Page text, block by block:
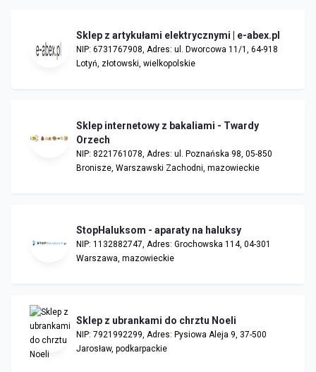
Sklep z artykułami elektrycznymi | e-abex.pl
NIP: 6731767908, Adres: ul. Dworcowa 11/1, 64-918
Lotyń, złotowski, wielkopolskie
Sklep internetowy z bakaliami - Twardy
Orzech
NIP: 8221761078, Adres: ul. Poznańska 98, 05-850
Bronisze, Warszawski Zachodni, mazowieckie
StopHaluksom - aparaty na haluksy
NIP: 1132882747, Adres: Grochowska 114, 04-301
Warszawa, mazowieckie
Sklep z ubrankami do chrztu Noeli
NIP: 7921992299, Adres: Pysiowa Aleja 9, 37-500
Jarosław, podkarpackie